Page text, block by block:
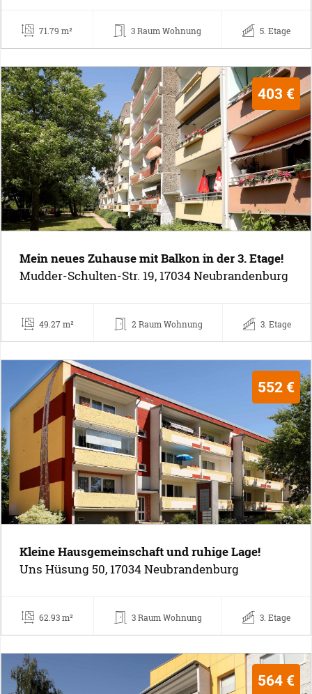
71.79 m² 3 Raum Wohnung 5. Etage
403 €
Mein neues Zuhause mit Balkon in der 3. Etage!
Mudder-Schulten-Str. 19, 17034 Neubrandenburg
49.27 m² 2 Raum Wohnung 3. Etage
552 €
Kleine Hausgemeinschaft und ruhige Lage!
Uns Hüsung 50, 17034 Neubrandenburg
62.93 m² 3 Raum Wohnung 3. Etage
564 €